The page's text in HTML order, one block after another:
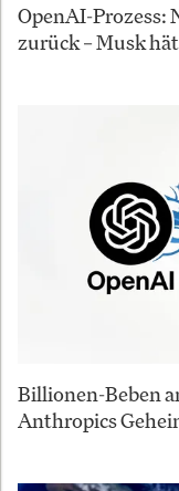
OpenAI-Prozess:
zurück – Musk
Billionen-Beben
Anthropics